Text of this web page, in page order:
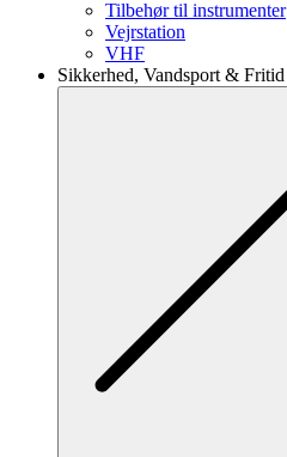
Tilbehør til instrumenter
Vejrstation
VHF
Sikkerhed, Vandsport & Fritid